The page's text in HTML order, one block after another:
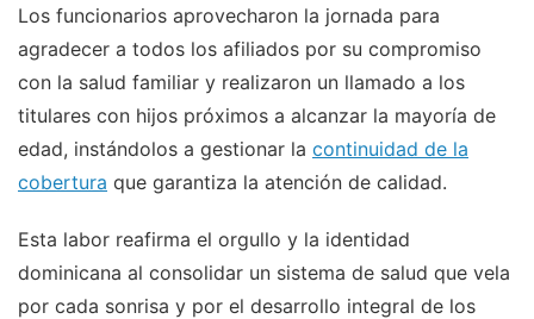
Los funcionarios aprovecharon la jornada para
agradecer a todos los afiliados por su compromiso
con la salud familiar y realizaron un llamado a los
titulares con hijos próximos a alcanzar la mayoría de
edad, instándolos a gestionar la continuidad de la
cobertura que garantiza la atención de calidad.
Esta labor reafirma el orgullo y la identidad
dominicana al consolidar un sistema de salud que vela
por cada sonrisa y por el desarrollo integral de los